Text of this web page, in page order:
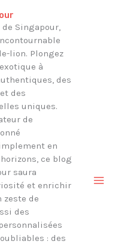
de Singapour,
lion. Plongez
à
des
des
uniques.
de
en
ce blog
saura
et enrichir
zeste de
des
: des